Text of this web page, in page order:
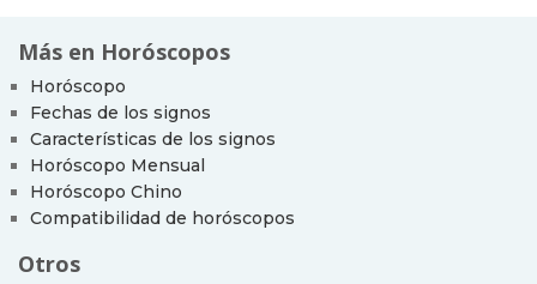
Más en Horóscopos
Horóscopo
Fechas de los signos
Características de los signos
Horóscopo Mensual
Horóscopo Chino
Compatibilidad de horóscopos
Otros